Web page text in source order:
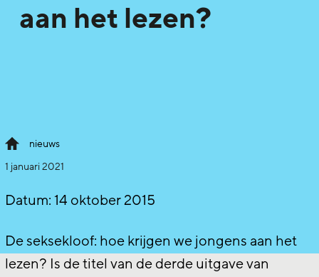
aan het lezen?
nieuws
1 januari 2021
Datum:14 oktober 2015
De seksekloof: hoe krijgen we jongens aan het
lezen? Is de titel van de derde uitgave van